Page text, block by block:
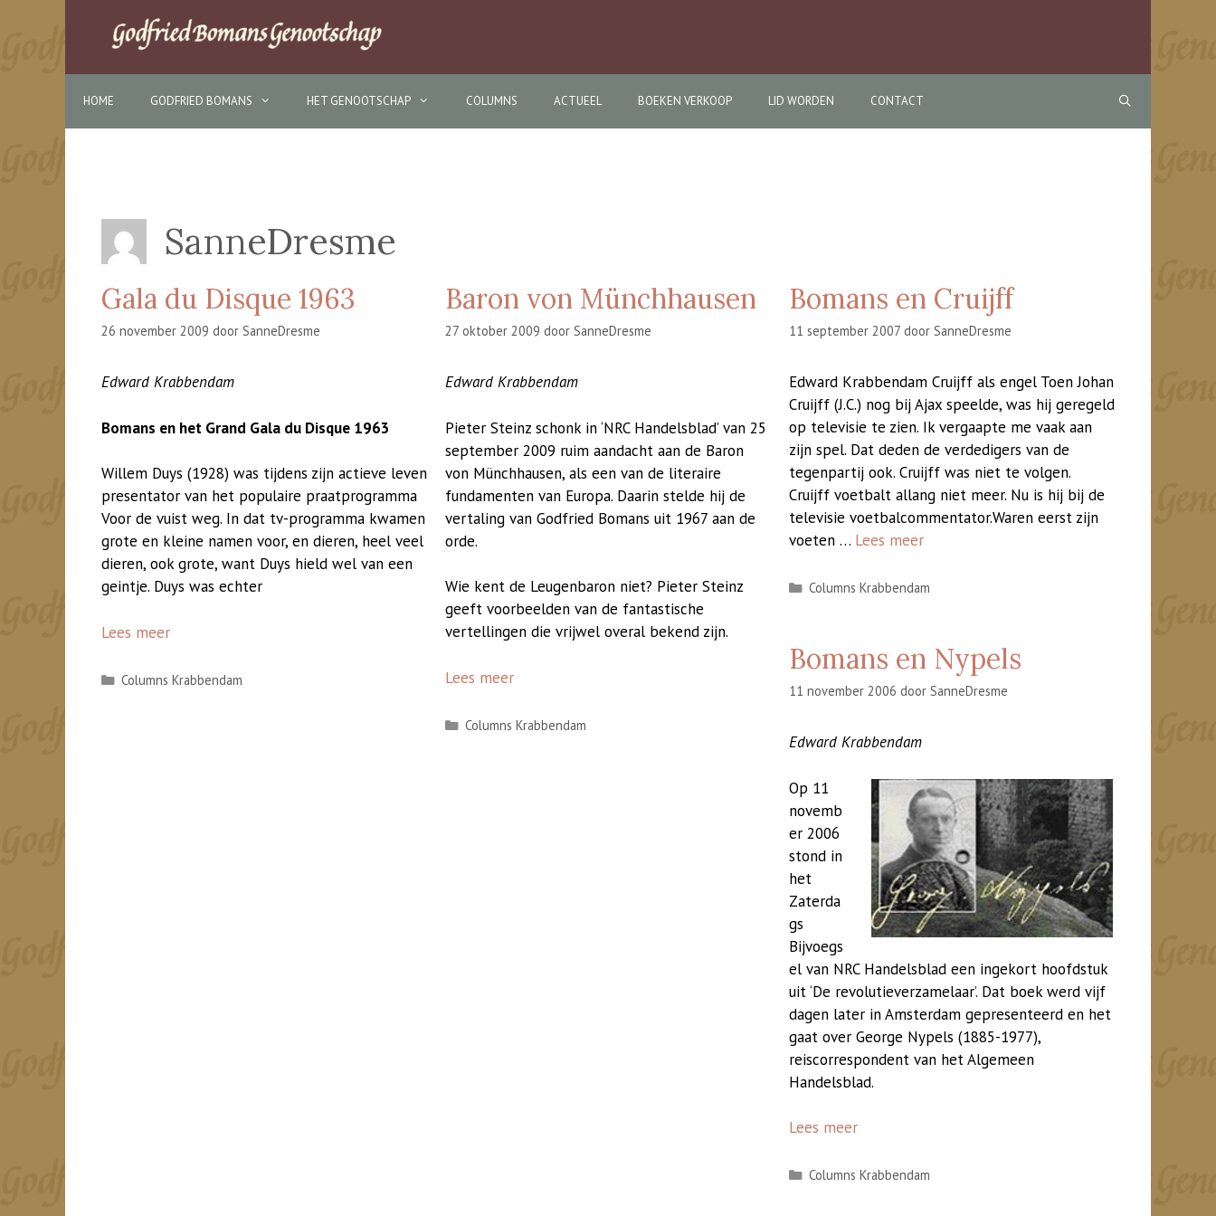
HOME GODFRIED BOMANS HET GENOOTSCHAP COLUMNS ACTUEEL BOEKEN VERKOOP LID WORDEN CONTACT
SanneDresme
Gala du Disque 1963
26 november 2009 door SanneDresme
Edward Krabbendam
Bomans en het Grand Gala du Disque 1963
Willem Duys (1928) was tijdens zijn actieve leven
presentator van het populaire praatprogramma
Voor de vuist weg. In dat tv-programma kwamen
grote en kleine namen voor, en dieren, heel veel
dieren, ook grote, want Duys hield wel van een
geintje. Duys was echter
Lees meer
Categorieën
Columns Krabbendam
Baron von Münchhausen
27 oktober 2009 door SanneDresme
Edward Krabbendam
Pieter Steinz schonk in ‘NRC Handelsblad’ van 25
september 2009 ruim aandacht aan de Baron
von Münchhausen, als een van de literaire
fundamenten van Europa. Daarin stelde hij de
vertaling van Godfried Bomans uit 1967 aan de
orde.
Wie kent de Leugenbaron niet? Pieter Steinz
geeft voorbeelden van de fantastische
vertellingen die vrijwel overal bekend zijn.
Lees meer
Categorieën
Columns Krabbendam
Bomans en Cruijff
11 september 2007 door SanneDresme
Edward Krabbendam Cruijff als engel Toen Johan
Cruijff (J.C.) nog bij Ajax speelde, was hij geregeld
op televisie te zien. Ik vergaapte me vaak aan
zijn spel. Dat deden de verdedigers van de
tegenpartij ook. Cruijff was niet te volgen.
Cruijff voetbalt allang niet meer. Nu is hij bij de
televisie voetbalcommentator.Waren eerst zijn
voeten … Lees meer
Categorieën
Columns Krabbendam
Bomans en Nypels
11 november 2006 door SanneDresme
Edward Krabbendam
Op 11
novemb
er 2006
stond in
het
Zaterda
gs
Bijvoegs
el van NRC Handelsblad een ingekort hoofdstuk
uit ‘De revolutieverzamelaar’. Dat boek werd vijf
dagen later in Amsterdam gepresenteerd en het
gaat over George Nypels (1885-1977),
reiscorrespondent van het Algemeen
Handelsblad.
Lees meer
Categorieën
Columns Krabbendam